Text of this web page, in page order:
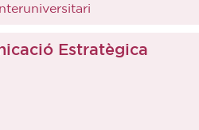
Estratègica